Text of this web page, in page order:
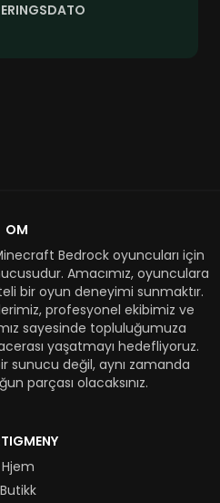
OM
Bedrock oyuncuları için
Amacımız, oyunculara
bir oyun deneyimi sunmaktır.
profesyonel ekibimiz ve
sayesinde topluluğumuza
yaşatmayı hedefliyoruz.
sunucu değil, aynı zamanda
parçası olacaksınız.
Hjem
Butikk